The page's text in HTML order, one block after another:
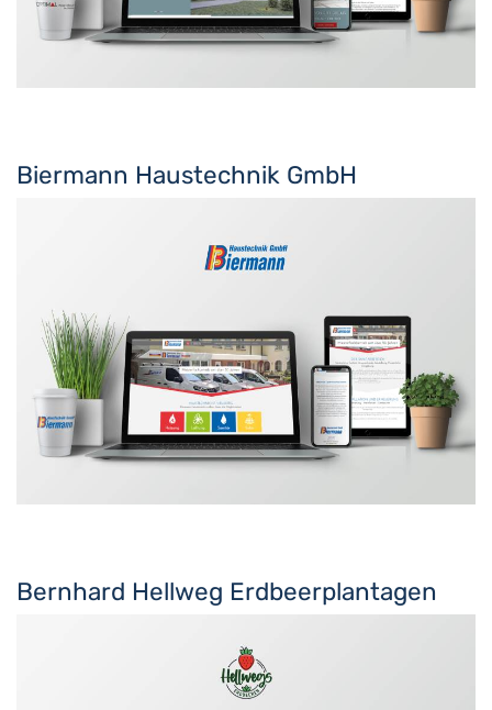
Biermann Haustechnik GmbH
Bernhard Hellweg Erdbeerplantagen